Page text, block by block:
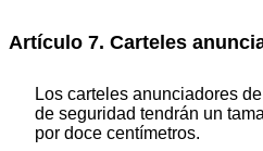
Artículo 7. Carteles
Los carteles anunciadores
de seguridad tendrán un
por doce centímetros.